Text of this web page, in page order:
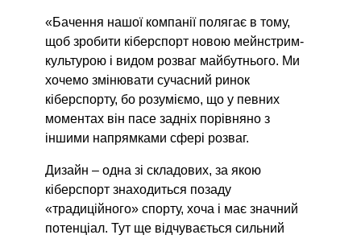
«Бачення нашої компанії полягає в тому,
щоб зробити кіберспорт новою мейнстрим-
культурою і видом розваг майбутнього. Ми
хочемо змінювати сучасний ринок
кіберспорту, бо розуміємо, що у певних
моментах він пасе задніх порівняно з
іншими напрямками сфері розваг.
Дизайн – одна зі складових, за якою
кіберспорт знаходиться позаду
«традиційного» спорту, хоча і має значний
потенціал. Тут ще відчувається сильний